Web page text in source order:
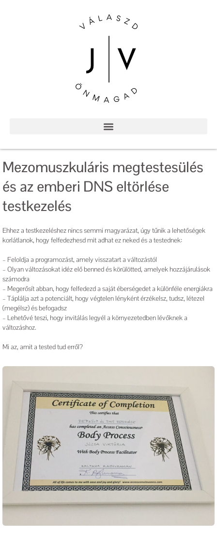
Mezomuszkuláris megtestesülés
és az emberi DNS eltörlése
testkezelés
Ehhez a testkezeléshez nincs semmi magyarázat, úgy tűnik a lehetőségek
korlátlanok, hogy felfedezhesd mit adhat ez neked és a testednek:
– Feloldja a programozást, amely visszatart a változástól
– Olyan változásokat idéz elő benned és körülötted, amelyek hozzájárulások
számodra
– Megerősít abban, hogy felfedezd a saját éberségedet a különféle energiákra
– Táplálja azt a potenciált, hogy végtelen lényként érzékelsz, tudsz, létezel
(megélsz) és befogadsz
– Lehetővé teszi, hogy invitálás legyél a környezetedben lévőknek a
változáshoz.
Mi az, amit a tested tud erről?